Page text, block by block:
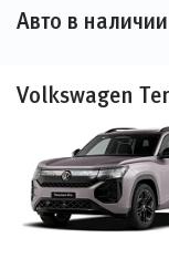
Авто в наличии
Volkswagen